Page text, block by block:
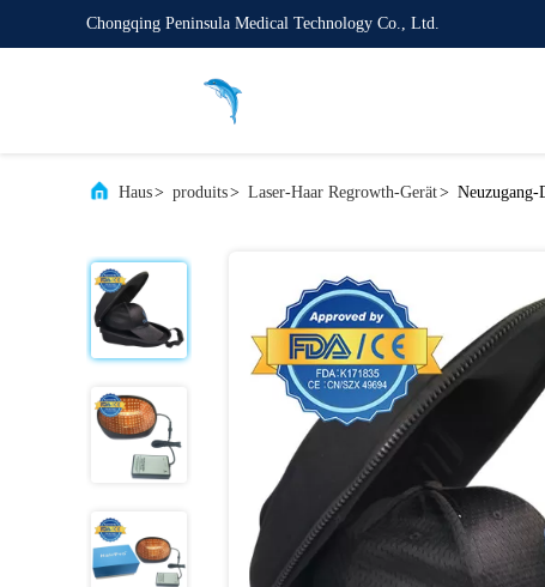
Chongqing Peninsula Medical Technology Co., Ltd.
Haus> produits> Laser-Haar Regrowth-Gerät> Neuzugang-